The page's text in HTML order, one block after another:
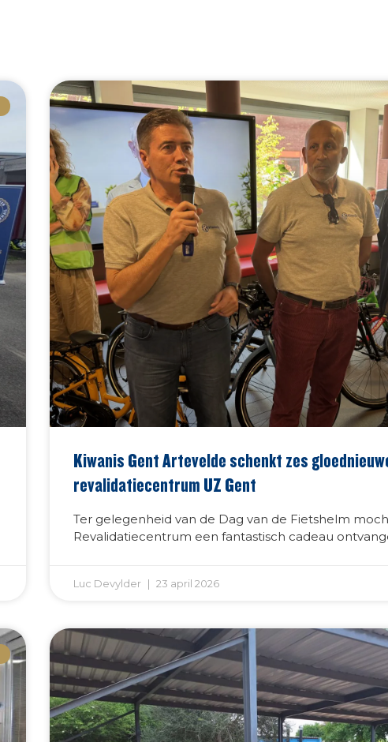
Kiwanis Gent Artevelde schenkt zes
revalidatiecentrum UZ Gent
Ter gelegenheid van de Dag van de Fietshelm
Revalidatiecentrum een fantastisch cadeau
Luc Devylder 23 april 2026